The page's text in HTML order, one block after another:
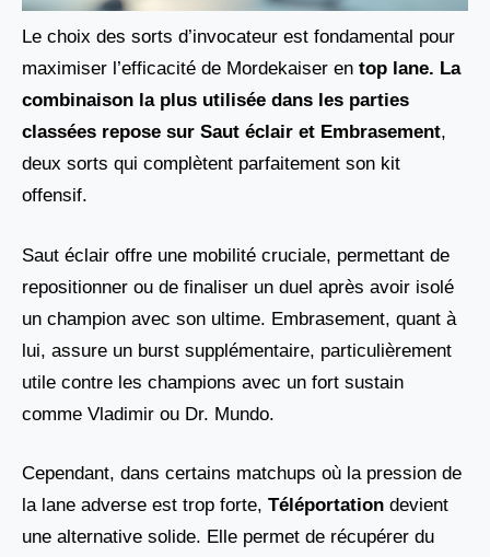
Le choix des sorts d’invocateur est fondamental pour
maximiser l’efficacité de Mordekaiser en top lane. La
combinaison la plus utilisée dans les parties
classées repose sur Saut éclair et Embrasement,
deux sorts qui complètent parfaitement son kit
offensif.
Saut éclair offre une mobilité cruciale, permettant de
repositionner ou de finaliser un duel après avoir isolé
un champion avec son ultime. Embrasement, quant à
lui, assure un burst supplémentaire, particulièrement
utile contre les champions avec un fort sustain
comme Vladimir ou Dr. Mundo.
Cependant, dans certains matchups où la pression de
la lane adverse est trop forte, Téléportation devient
une alternative solide. Elle permet de récupérer du